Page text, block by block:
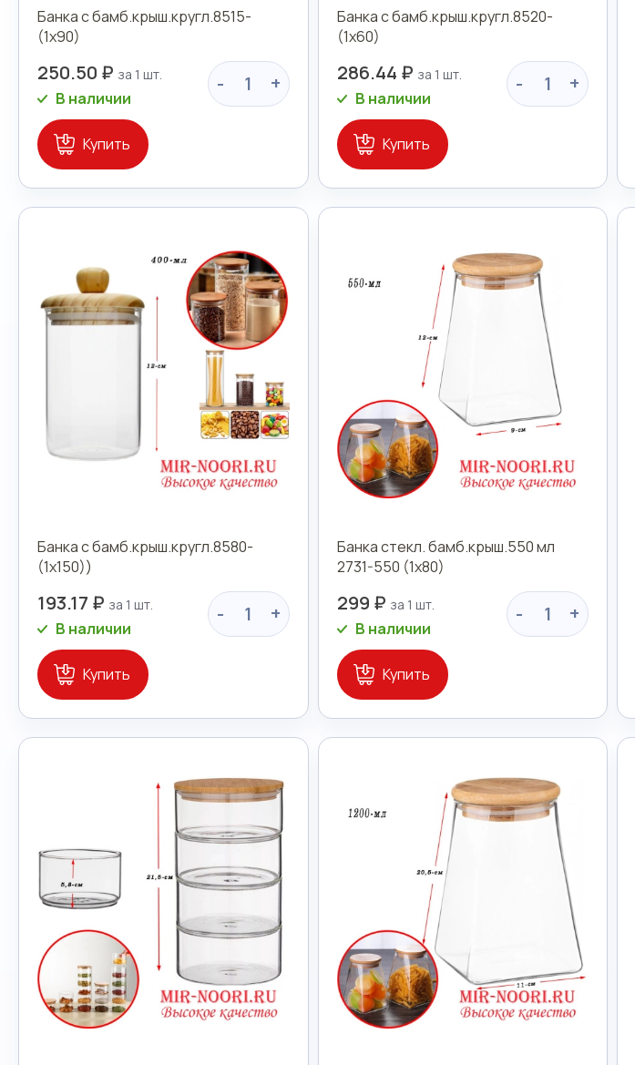
Банка с бамб.крыш.кругл.8515-
(1х90)
250.50 ₽ - +
В наличии
Купить
Банка с бамб.крыш.кругл.8520-
(1х60)
286.44 ₽ - +
В наличии
Купить
Банка с бамб.крыш.кругл.8580-
(1х150))
193.17 ₽ - +
В наличии
Купить
Банка стекл. бамб.крыш.550 мл
2731-550 (1х80)
299 ₽ - +
В наличии
Купить